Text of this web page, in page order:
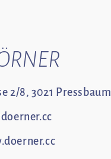
2/8, 3021 Pressbaum